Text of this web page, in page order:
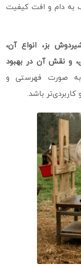
به دام و افت کیفیت
بز، انواع آن،
و نقش آن در بهبود
به‌ صورت فهرستی و
باشد.